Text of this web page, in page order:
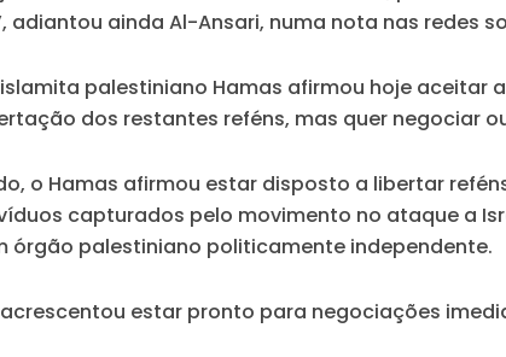
adiantou ainda Al-Ansari, numa nota nas redes
palestiniano Hamas afirmou hoje aceitar
dos restantes reféns, mas quer negociar
o Hamas afirmou estar disposto a libertar
capturados pelo movimento no ataque a
órgão palestiniano politicamente independente.
estar pronto para negociações